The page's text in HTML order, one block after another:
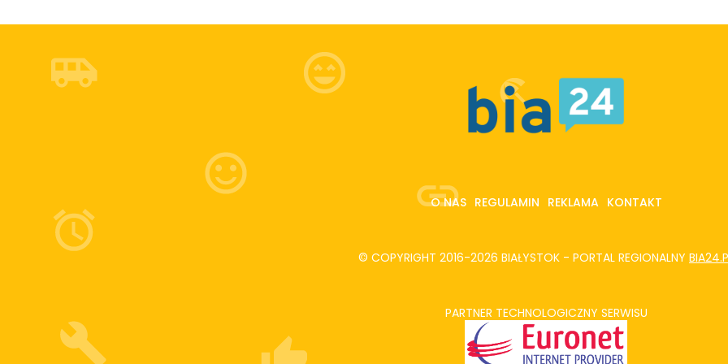
O NAS REGULAMIN REKLAMA KONTAKT
© COPYRIGHT 2016-2026 BIAŁYSTOK - PORTAL REGIONALNY
PARTNER TECHNOLOGICZNY SERWISU